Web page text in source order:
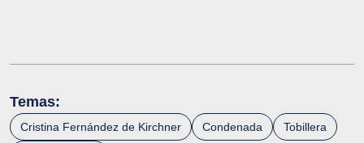
Temas:
Cristina Fernández de Kirchner Condenada Tobillera